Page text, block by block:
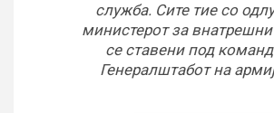
служба. Сите тие со
министерот за
се ставени под
Генералштабот на